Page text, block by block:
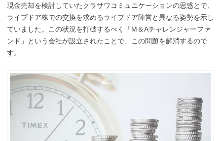
現金売却を検討していたクラサワコミュニケーションの思惑と で、
ライブドア株での交換を求めるライブドア陣営と異なる姿勢を示し
ていました。この状況を打破するべく「M＆Aチャレンジャーファ
ンド」
という会社が設立されたことで、この問題を解消するので
す。